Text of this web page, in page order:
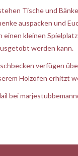
Tische und
auspacken und
einen kleinen
werden kann.
verfügen
Holzofen erhitzt
bei